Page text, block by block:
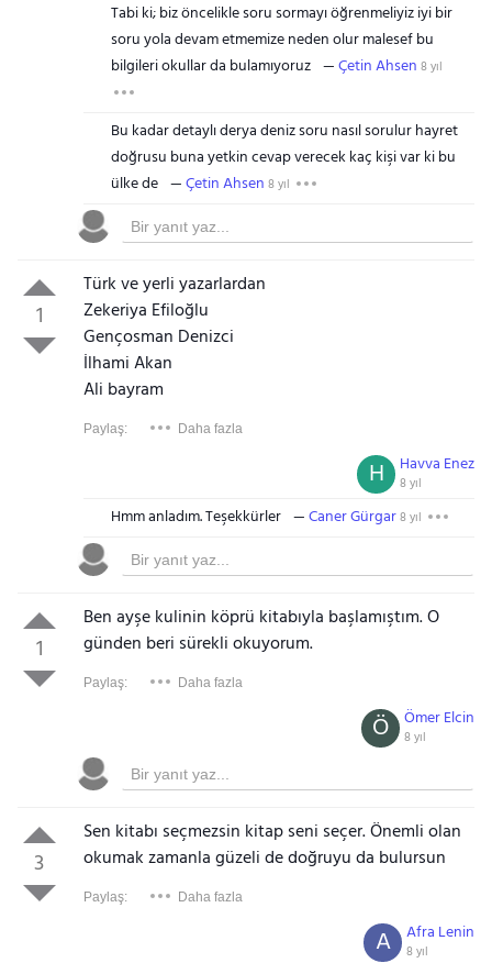
Tabi ki; biz öncelikle soru sormayı öğrenmeliyiz iyi bir
soru yola devam etmemize neden olur malesef bu
bilgileri okullar da bulamıyoruz
Çetin Ahsen 8 yıl
Bu kadar detaylı derya deniz soru nasıl sorulur hayret
doğrusu buna yetkin cevap verecek kaç kişi var ki bu
ülke de
Çetin Ahsen 8 yıl
1
Türk ve yerli yazarlardan
Zekeriya Efiloğlu
Gençosman Denizci
İlhami Akan
Ali bayram
Paylaş: Daha fazla
Havva Enez
8 yıl
H
Hmm anladım. Teşekkürler Caner Gürgar8 yıl
1
Ben ayşe kulinin köprü kitabıyla başlamıştım. O
günden beri sürekli okuyorum.
Paylaş: Daha fazla
Ömer Elcin
8 yıl
Ö
3
Sen kitabı seçmezsin kitap seni seçer. Önemli olan
okumak zamanla güzeli de doğruyu da bulursun
Paylaş: Daha fazla
Afra Lenin
8 yıl
A